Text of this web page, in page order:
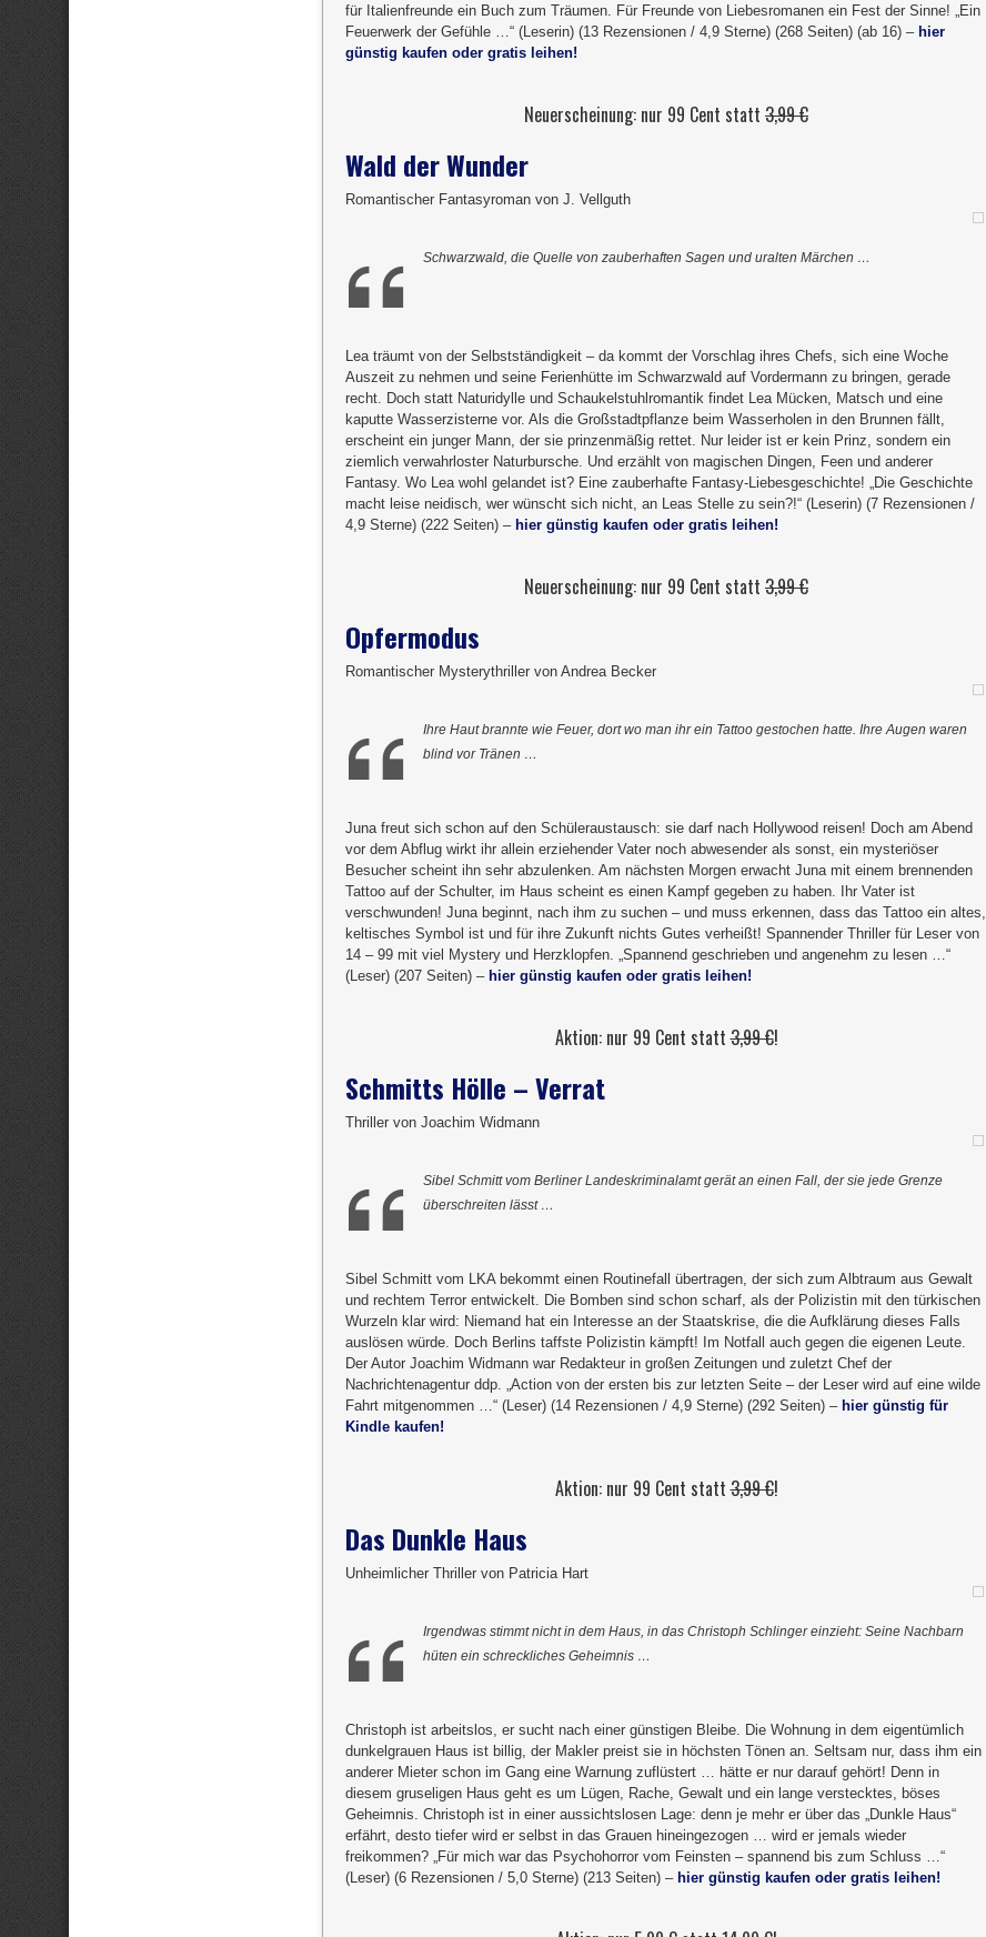
für Italienfreunde ein Buch zum Träumen. Für Freunde von Liebesromanen ein Fest der Sinne! „Ein
Feuerwerk der Gefühle …“ (Leserin) (13 Rezensionen / 4,9 Sterne) (268 Seiten) (ab 16) – hier
günstig kaufen oder gratis leihen!
Neuerscheinung: nur 99 Cent statt 3,99 €
Wald der Wunder
Romantischer Fantasyroman von J. Vellguth
Schwarzwald, die Quelle von zauberhaften Sagen und uralten Märchen …
Lea träumt von der Selbstständigkeit – da kommt der Vorschlag ihres Chefs, sich eine Woche
Auszeit zu nehmen und seine Ferienhütte im Schwarzwald auf Vordermann zu bringen, gerade
recht. Doch statt Naturidylle und Schaukelstuhlromantik findet Lea Mücken, Matsch und eine
kaputte Wasserzisterne vor. Als die Großstadtpflanze beim Wasserholen in den Brunnen fällt,
erscheint ein junger Mann, der sie prinzenmäßig rettet. Nur leider ist er kein Prinz, sondern ein
ziemlich verwahrloster Naturbursche. Und erzählt von magischen Dingen, Feen und anderer
Fantasy. Wo Lea wohl gelandet ist? Eine zauberhafte Fantasy-Liebesgeschichte! „Die Geschichte
macht leise neidisch, wer wünscht sich nicht, an Leas Stelle zu sein?!“ (Leserin) (7 Rezensionen /
4,9 Sterne) (222 Seiten) – hier günstig kaufen oder gratis leihen!
Neuerscheinung: nur 99 Cent statt 3,99 €
Opfermodus
Romantischer Mysterythriller von Andrea Becker
Ihre Haut brannte wie Feuer, dort wo man ihr ein Tattoo gestochen hatte. Ihre Augen waren
blind vor Tränen …
Juna freut sich schon auf den Schüleraustausch: sie darf nach Hollywood reisen! Doch am Abend
vor dem Abflug wirkt ihr allein erziehender Vater noch abwesender als sonst, ein mysteriöser
Besucher scheint ihn sehr abzulenken. Am nächsten Morgen erwacht Juna mit einem brennenden
Tattoo auf der Schulter, im Haus scheint es einen Kampf gegeben zu haben. Ihr Vater ist
verschwunden! Juna beginnt, nach ihm zu suchen – und muss erkennen, dass das Tattoo ein altes,
keltisches Symbol ist und für ihre Zukunft nichts Gutes verheißt! Spannender Thriller für Leser von
14 – 99 mit viel Mystery und Herzklopfen. „Spannend geschrieben und angenehm zu lesen …“
(Leser) (207 Seiten) – hier günstig kaufen oder gratis leihen!
Aktion: nur 99 Cent statt3,99 €!
Schmitts Hölle – Verrat
Thriller von Joachim Widmann
Sibel Schmitt vom Berliner Landeskriminalamt gerät an einen Fall, der sie jede Grenze
überschreiten lässt …
Sibel Schmitt vom LKA bekommt einen Routinefall übertragen, der sich zum Albtraum aus Gewalt
und rechtem Terror entwickelt. Die Bomben sind schon scharf, als der Polizistin mit den türkischen
Wurzeln klar wird: Niemand hat ein Interesse an der Staatskrise, die die Aufklärung dieses Falls
auslösen würde. Doch Berlins taffste Polizistin kämpft! Im Notfall auch gegen die eigenen Leute.
Der Autor Joachim Widmann war Redakteur in großen Zeitungen und zuletzt Chef der
Nachrichtenagentur ddp. „Action von der ersten bis zur letzten Seite – der Leser wird auf eine wilde
Fahrt mitgenommen …“ (Leser) (14 Rezensionen / 4,9 Sterne) (292 Seiten) – hier günstig für
Kindle kaufen!
Aktion: nur 99 Cent statt3,99 €!
Das Dunkle Haus
Unheimlicher Thriller von Patricia Hart
Irgendwas stimmt nicht in dem Haus, in das Christoph Schlinger einzieht: Seine Nachbarn
hüten ein schreckliches Geheimnis …
Christoph ist arbeitslos, er sucht nach einer günstigen Bleibe. Die Wohnung in dem eigentümlich
dunkelgrauen Haus ist billig, der Makler preist sie in höchsten Tönen an. Seltsam nur, dass ihm ein
anderer Mieter schon im Gang eine Warnung zuflüstert … hätte er nur darauf gehört! Denn in
diesem gruseligen Haus geht es um Lügen, Rache, Gewalt und ein lange verstecktes, böses
Geheimnis. Christoph ist in einer aussichtslosen Lage: denn je mehr er über das „Dunkle Haus“
erfährt, desto tiefer wird er selbst in das Grauen hineingezogen … wird er jemals wieder
freikommen? „Für mich war das Psychohorror vom Feinsten – spannend bis zum Schluss …“
(Leser) (6 Rezensionen / 5,0 Sterne) (213 Seiten) – hier günstig kaufen oder gratis leihen!